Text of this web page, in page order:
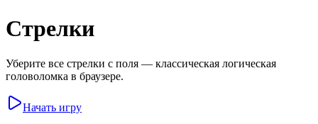
Стрелки
Уберите все стрелки с поля — классическая логическая
головоломка в браузере.
Начать игру